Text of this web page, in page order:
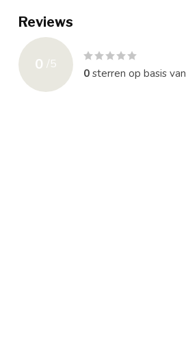
Reviews
0 /5
0sterren op basis van